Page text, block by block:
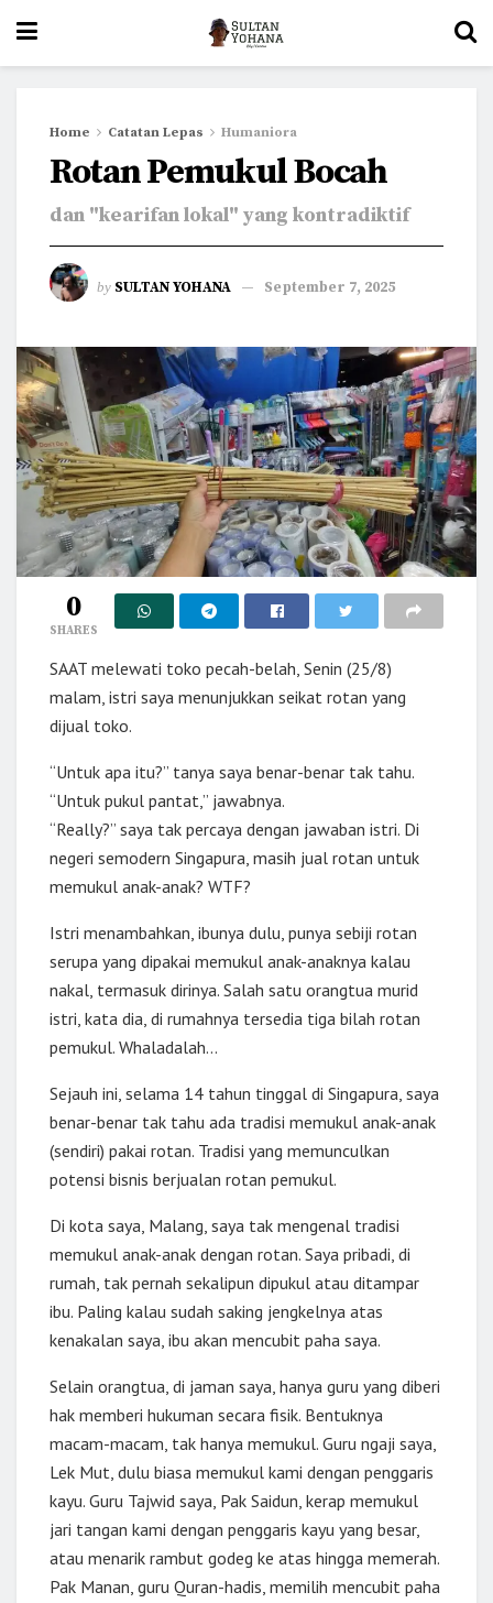
Home Catatan Lepas Humaniora
Rotan Pemukul Bocah
dan "kearifan lokal" yang kontradiktif
by SULTAN YOHANA September 7, 2025
0
SHARES
SAAT melewati toko pecah-belah, Senin (25/8)
malam, istri saya menunjukkan seikat rotan yang
dijual toko.
“Untuk apa itu?” tanya saya benar-benar tak tahu.
“Untuk pukul pantat,” jawabnya.
“Really?” saya tak percaya dengan jawaban istri. Di
negeri semodern Singapura, masih jual rotan untuk
memukul anak-anak? WTF?
Istri menambahkan, ibunya dulu, punya sebiji rotan
serupa yang dipakai memukul anak-anaknya kalau
nakal, termasuk dirinya. Salah satu orangtua murid
istri, kata dia, di rumahnya tersedia tiga bilah rotan
pemukul. Whaladalah…
Sejauh ini, selama 14 tahun tinggal di Singapura, saya
benar-benar tak tahu ada tradisi memukul anak-anak
(sendiri) pakai rotan. Tradisi yang memunculkan
potensi bisnis berjualan rotan pemukul.
Di kota saya, Malang, saya tak mengenal tradisi
memukul anak-anak dengan rotan. Saya pribadi, di
rumah, tak pernah sekalipun dipukul atau ditampar
ibu. Paling kalau sudah saking jengkelnya atas
kenakalan saya, ibu akan mencubit paha saya.
Selain orangtua, di jaman saya, hanya guru yang diberi
hak memberi hukuman secara fisik. Bentuknya
macam-macam, tak hanya memukul. Guru ngaji saya,
Lek Mut, dulu biasa memukul kami dengan penggaris
kayu. Guru Tajwid saya, Pak Saidun, kerap memukul
jari tangan kami dengan penggaris kayu yang besar,
atau menarik rambut godeg ke atas hingga memerah.
Pak Manan, guru Quran-hadis, memilih mencubit paha